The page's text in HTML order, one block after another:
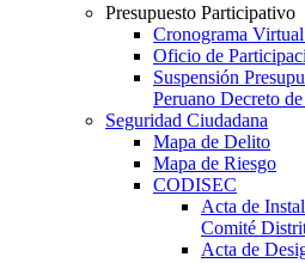
Presupuesto Participativo
Cronograma
Oficio de
Suspensión
Peruano Decreto
Seguridad Ciudadana
Mapa de Delito
Mapa de Riesgo
CODISEC
Acta de
Comité
Acta de